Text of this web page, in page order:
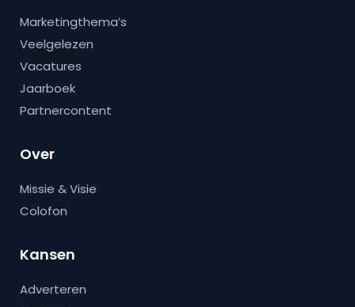
Marketingthema’s
Veelgelezen
Vacatures
Jaarboek
Partnercontent
Over
Missie & Visie
Colofon
Kansen
Adverteren